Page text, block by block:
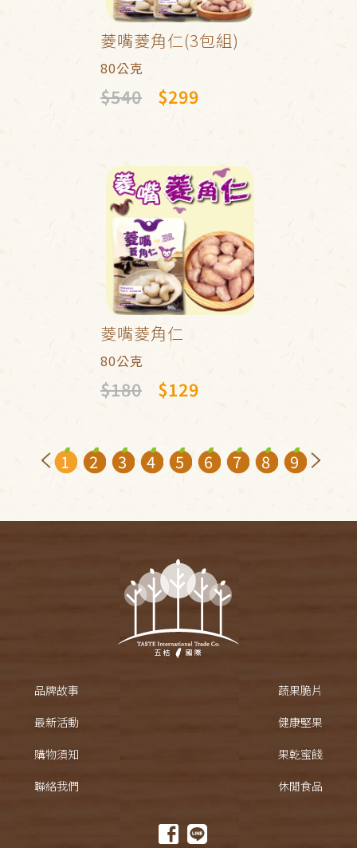
菱嘴菱角仁(3包組)
80公克
$540 $299
菱嘴菱角仁
80公克
$180 $129
1 2 3 4 5 6 7 8 9
品牌故事
最新活動
購物須知
聯絡我們
蔬果脆片
健康堅果
果乾蜜餞
休閒食品